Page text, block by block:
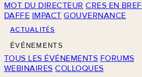
MOT DU DIRECTEUR CRES EN BREF
DAFFE IMPACT GOUVERNANCE
ACTUALITÉS
ÉVÉNEMENTS
TOUS LES ÉVÉNEMENTS FORUMS
WEBINAIRES COLLOQUES